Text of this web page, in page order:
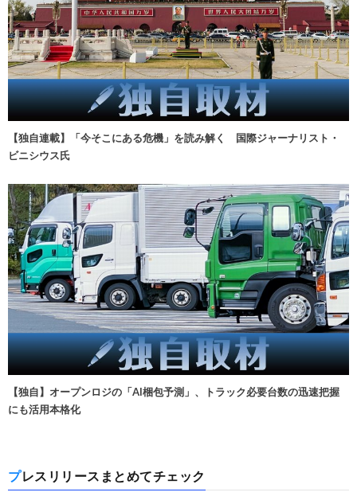
【独自連載】「今そこにある危機」を読み解く 国際ジャーナリスト・
ビニシウス氏
【独自】オープンロジの「AI梱包予測」、トラック必要台数の迅速把握
にも活用本格化
プレスリリースまとめてチェック